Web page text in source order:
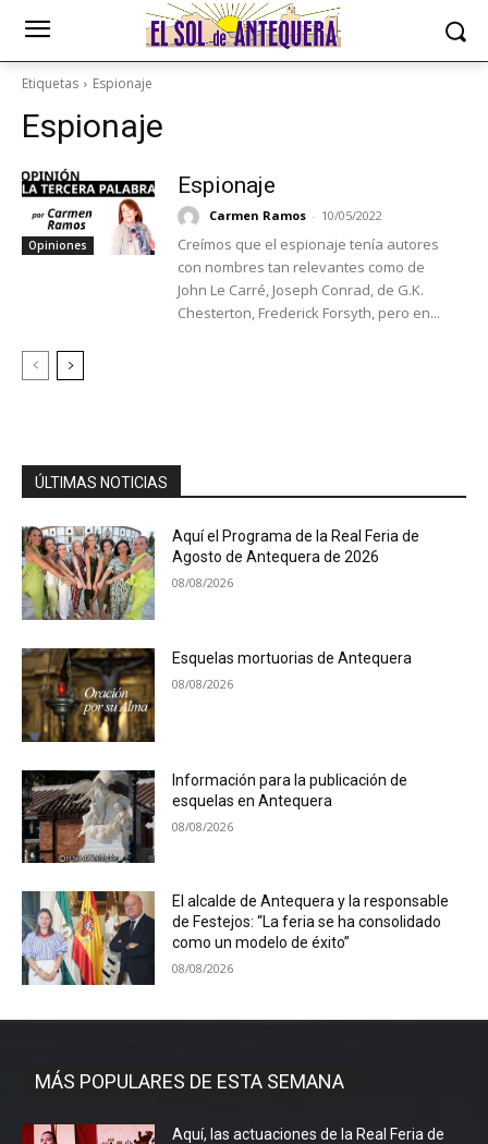
Etiquetas Espionaje
Espionaje
Opiniones
Espionaje
Carmen Ramos - 10/05/2022
Creímos que el espionaje tenía autores
con nombres tan relevantes como de
John Le Carré, Joseph Conrad, de G.K.
Chesterton, Frederick Forsyth, pero en...
ÚLTIMAS NOTICIAS
Aquí el Programa de la Real Feria de
Agosto de Antequera de 2026
08/08/2026
Esquelas mortuorias de Antequera
08/08/2026
Información para la publicación de
esquelas en Antequera
08/08/2026
El alcalde de Antequera y la responsable
de Festejos: “La feria se ha consolidado
como un modelo de éxito”
08/08/2026
MÁS POPULARES DE ESTA SEMANA
Aquí, las actuaciones de la Real Feria de